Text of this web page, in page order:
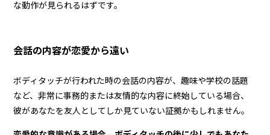
な動作が見られるはずです。
会話の内容が恋愛から遠い
ボディタッチが行われた時の会話の内容が、趣味や学校の話題
など、非常に事務的または友情的な内容に終始している場合、
彼があなたを友人としてしか見ていない証拠かもしれません。